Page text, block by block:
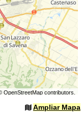
OpenStreetMapcontributors.
Ampliar Mapa